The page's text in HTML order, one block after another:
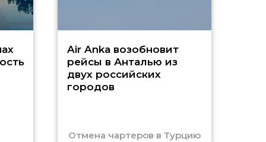
Air Anka возобновит
рейсы в Анталью из
двух российских
городов
Отмена чартеров в Турцию